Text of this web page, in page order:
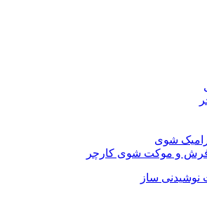
شوی
و موکت شوی کارچر
ساز